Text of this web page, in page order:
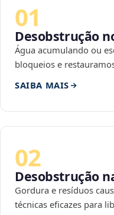
01
Desobstrução
Água acumulando ou
bloqueios e
SAIBA MAIS
02
Desobstrução
Gordura e resíduos
técnicas eficazes para